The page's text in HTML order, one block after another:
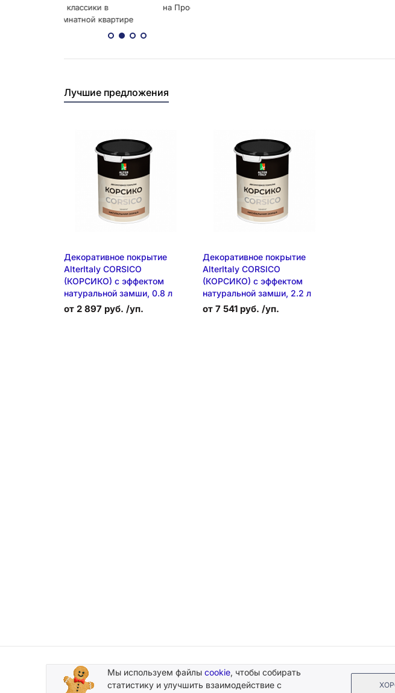
Лучшие предложения
Декоративное покрытие
AlterItaly CORSICO
(КОРСИКО) с эффектом
натуральной замши, 0.8 л
от 2 897 руб. /уп.
Декоративное покрытие
AlterItaly CORSICO
(КОРСИКО) с эффектом
натуральной замши, 2.2 л
от 7 541 руб. /уп.
Подписывайтесь
на новости и акции
Мы используем файлы cookie, чтобы собирать
статистику и улучшить взаимодействие с